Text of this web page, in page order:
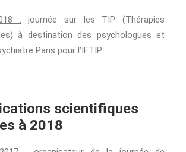
: journée sur les TIP (Thérapies
à destination des psychologues et
Paris pour l’IFTIP.
scientifiques
à 2018